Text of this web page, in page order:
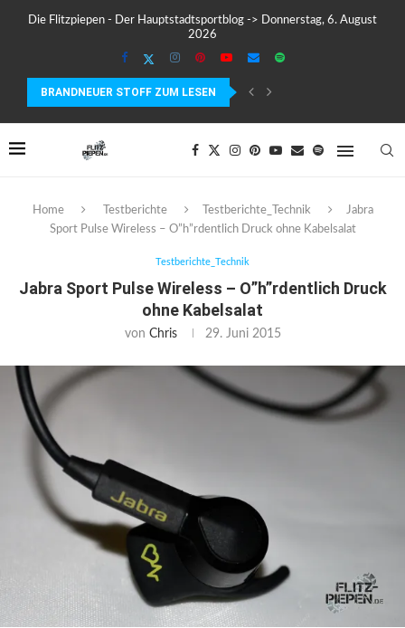
Die Flitzpiepen - Der Hauptstadtsportblog -> Donnerstag, 6. August
2026
BRANDNEUER STOFF ZUM LESEN
MEIN ERSTER MARATHON: 42,195 KILOMETER PURE VERRÜCKTHEIT,
Home Testberichte Testberichte_Technik
Jabra
Sport Pulse Wireless – O”h”rdentlich Druck ohne Kabelsalat
Testberichte_Technik
Jabra Sport Pulse Wireless – O”h”rdentlich Druck
ohne Kabelsalat
von Chris 29. Juni 2015